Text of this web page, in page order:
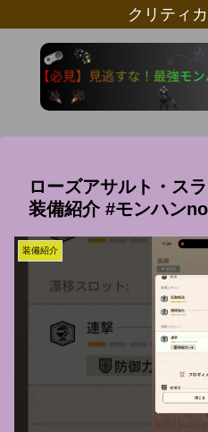
クリティ
ローズアサルト・ス
装備紹介 #モンハン
装備紹介